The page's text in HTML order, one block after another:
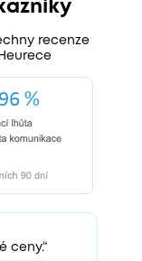
recenze
ceny.“